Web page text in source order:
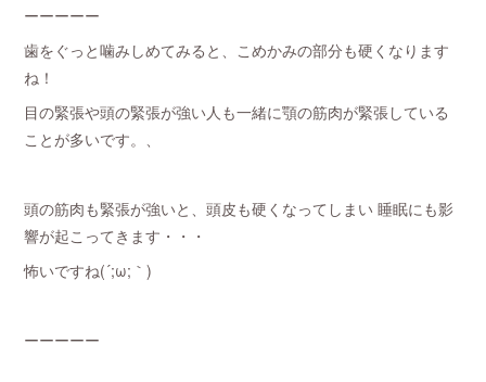
ーーーーー
歯をぐっと噛みしめてみると、こめかみの部分も硬くなります
ね！
目の緊張や頭の緊張が強い人も一緒に顎の筋肉が緊張している
ことが多いです。、
頭の筋肉も緊張が強いと、頭皮も硬くなってしまい 睡眠にも影
響が起こってきます・・・
怖いですね(´;ω;｀)
ーーーーー